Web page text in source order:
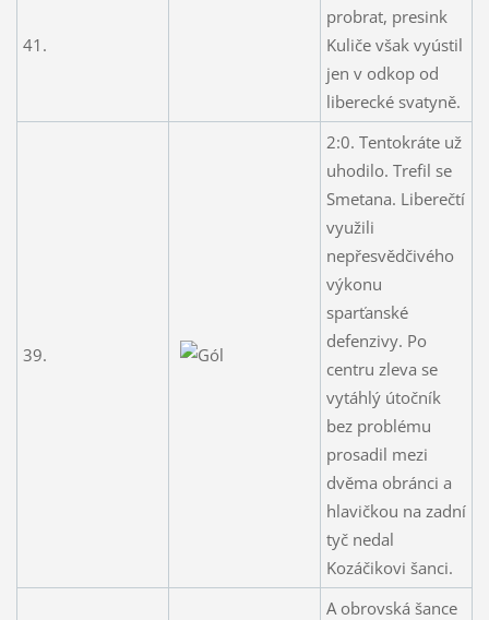
41.
probrat, presink
Kuliče však vyústil
jen v odkop od
liberecké svatyně.
39.
2:0. Tentokráte už
uhodilo. Trefil se
Smetana. Liberečtí
využili
nepřesvědčivého
výkonu
sparťanské
defenzivy. Po
centru zleva se
vytáhlý útočník
bez problému
prosadil mezi
dvěma obránci a
hlavičkou na zadní
tyč nedal
Kozáčikovi šanci.
A obrovská šance